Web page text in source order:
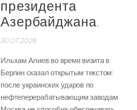
президента
Азербайджана.
30.07.2026
Ильхам Алиев во время визита в
Берлин сказал открытым текстом:
после украинских ударов по
нефтеперерабатывающим заводам